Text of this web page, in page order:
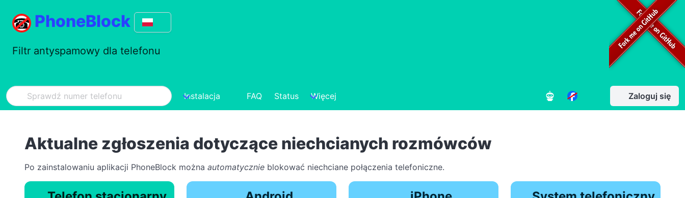
PhoneBlock
Filtr antyspamowy dla telefonu
Instalacja FAQ Status Więcej Zaloguj się
Aktualne zgłoszenia dotyczące niechcianych rozmówców
Po zainstalowaniu aplikacji PhoneBlock można automatycznie blokować niechciane połączenia telefoniczne.